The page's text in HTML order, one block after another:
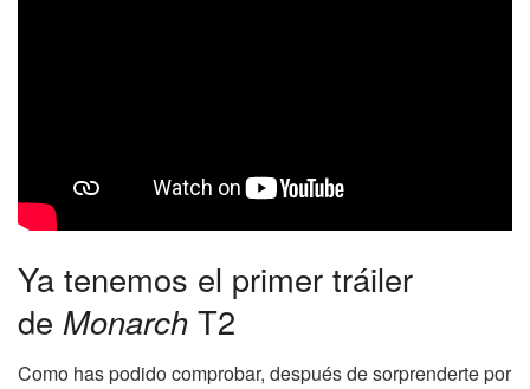
Ya tenemos el primer tráiler
de Monarch T2
Como has podido comprobar, después de sorprenderte por